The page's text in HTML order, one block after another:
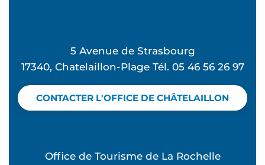
5 Avenue de Strasbourg
17340, Chatelaillon-Plage Tél. 05 46 56 26 97
CONTACTER L'OFFICE DE CHÂTELAILLON
Office de Tourisme de La Rochelle